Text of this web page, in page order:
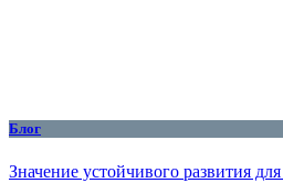
Блог
Значение устойчивого развития